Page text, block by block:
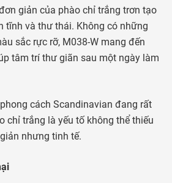
giản của phào chỉ trắng trơn tạo
tĩnh và thư thái. Không có những
sắc rực rỡ, M038-W mang đến
tâm trí thư giãn sau một ngày làm
cách Scandinavian đang rất
chỉ trắng là yếu tố không thể thiếu
nhưng tinh tế.